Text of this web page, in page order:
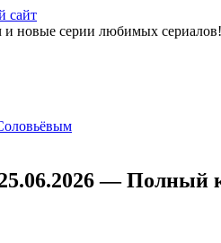
сайт
и новые серии любимых сериалов!
— Полный